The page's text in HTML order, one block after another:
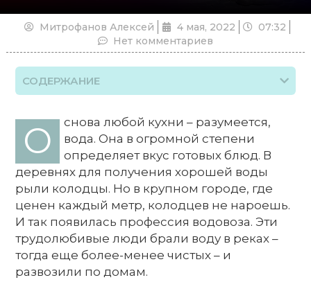
Митрофанов Алексей 4 мая, 2022
07:32
Нет комментариев
СОДЕРЖАНИЕ
О
снова любой кухни – разумеется,
вода. Она в огромной степени
определяет вкус готовых блюд. В
деревнях для получения хорошей воды
рыли колодцы. Но в крупном городе, где
ценен каждый метр, колодцев не нароешь.
И так появилась профессия водовоза. Эти
трудолюбивые люди брали воду в реках –
тогда еще более-менее чистых – и
развозили по домам.